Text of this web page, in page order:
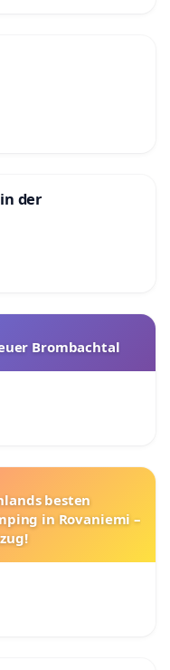
der
Brombachtal
besten
in Rovaniemi –